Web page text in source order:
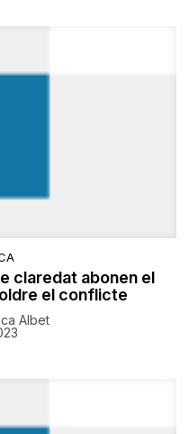
claredat abonen el
el conflicte
Albet